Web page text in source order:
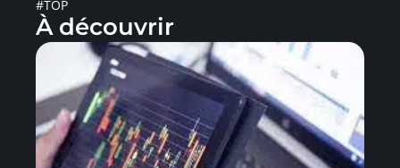
#TOP
À découvrir